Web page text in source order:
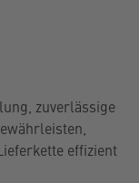
zuverlässige
effizient